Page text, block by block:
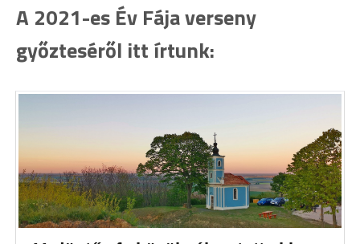
A 2021-es Év Fája verseny
győzteséről itt írtunk: